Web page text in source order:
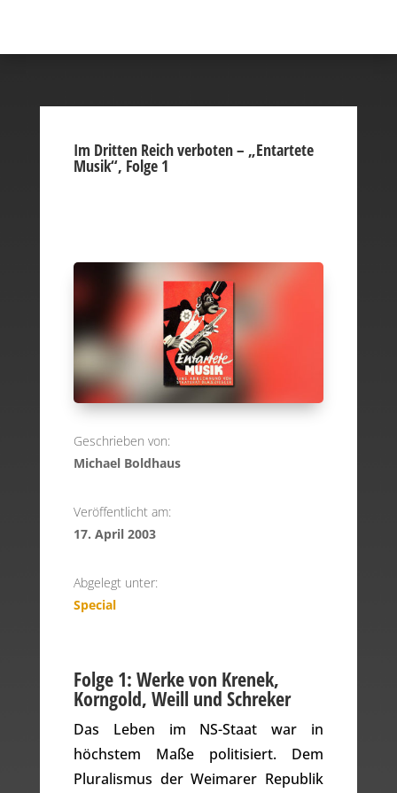
Im Dritten Reich verboten – „Entartete
Musik“, Folge 1
Geschrieben von:
Michael Boldhaus
Veröffentlicht am:
17. April 2003
Abgelegt unter:
Special
Folge 1: Werke von Krenek,
Korngold, Weill und Schreker
Das Leben im NS-Staat war in
höchstem Maße politisiert. Dem
Pluralismus der Weimarer Republik